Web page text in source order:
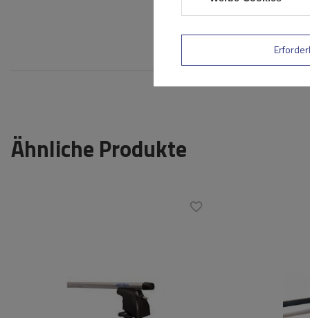
Ähnliche Produkte